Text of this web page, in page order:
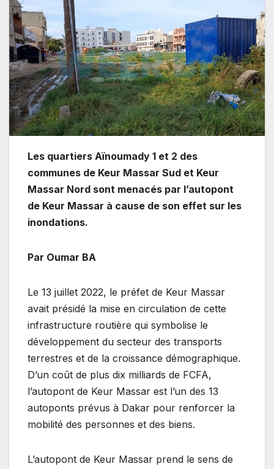
Les quartiers Aïnoumady 1 et 2 des
communes de Keur Massar Sud et Keur
Massar Nord sont menacés par l’autopont
de Keur Massar à cause de son effet sur les
inondations.
Par Oumar BA
Le 13 juillet 2022, le préfet de Keur Massar
avait présidé la mise en circulation de cette
infrastructure routière qui symbolise le
développement du secteur des transports
terrestres et de la croissance démographique.
D’un coût de plus dix milliards de FCFA,
l’autopont de Keur Massar est l’un des 13
autoponts prévus à Dakar pour renforcer la
mobilité des personnes et des biens.
L’autopont de Keur Massar prend le sens de